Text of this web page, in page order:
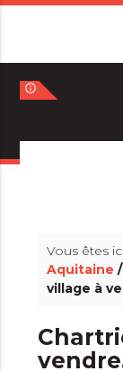
info_outline
Vous êtes
Aquitaine /
village à